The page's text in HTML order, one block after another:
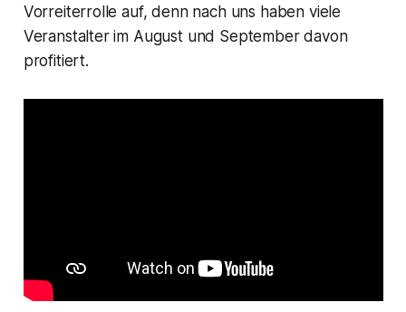
Vorreiterrolle auf, denn nach uns haben viele
Veranstalter im August und September davon
profitiert.